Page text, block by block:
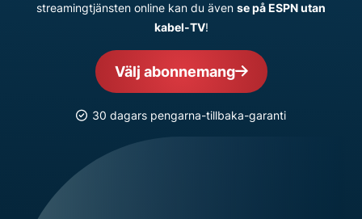
streamingtjänsten online kan du även se på ESPN utan
kabel-TV!
Välj abonnemang
30 dagars pengarna-tillbaka-garanti